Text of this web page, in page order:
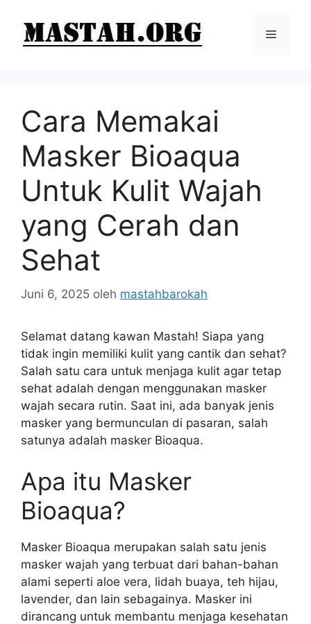
Menu
Cara Memakai
Masker Bioaqua
Untuk Kulit Wajah
yang Cerah dan
Sehat
Juni 6, 2025 oleh mastahbarokah
Selamat datang kawan Mastah! Siapa yang
tidak ingin memiliki kulit yang cantik dan sehat?
Salah satu cara untuk menjaga kulit agar tetap
sehat adalah dengan menggunakan masker
wajah secara rutin. Saat ini, ada banyak jenis
masker yang bermunculan di pasaran, salah
satunya adalah masker Bioaqua.
Apa itu Masker
Bioaqua?
Masker Bioaqua merupakan salah satu jenis
masker wajah yang terbuat dari bahan-bahan
alami seperti aloe vera, lidah buaya, teh hijau,
lavender, dan lain sebagainya. Masker ini
dirancang untuk membantu menjaga kesehatan